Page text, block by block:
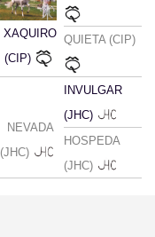
XAQUIRO
(CIP)
QUIETA (CIP)
NEVADA
(JHC)
INVULGAR
(JHC)
HOSPEDA
(JHC)